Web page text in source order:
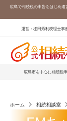
広島で相続税の申告をはじめ
運営：棚田秀利税理士
広島市を中心に相続税
ホーム 相続相談室